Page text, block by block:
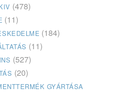
(478)
(11)
(184)
(11)
(527)
(20)
GYÁRTÁSA